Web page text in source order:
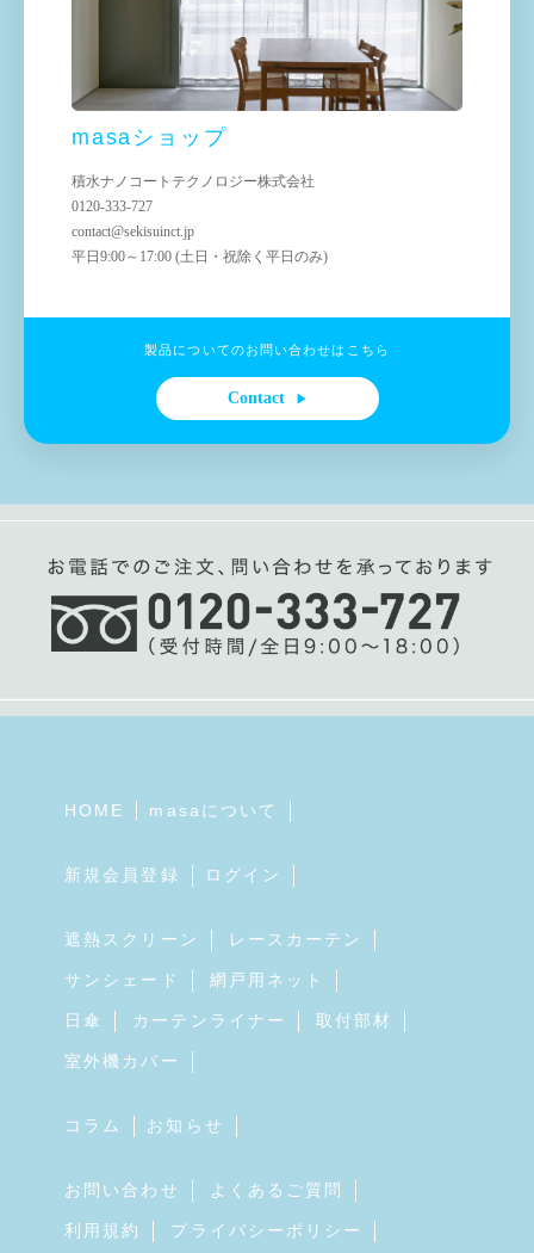
masaショップ
積水ナノコートテクノロジー株式会社
0120-333-727
contact@sekisuinct.jp
平日9:00～17:00 (土日・祝除く平日のみ)
製品についてのお問い合わせはこちら
Contact ▶
HOME masaについて
新規会員登録 ログイン
遮熱スクリーン レースカーテン
サンシェード 網戸用ネット
日傘 カーテンライナー 取付部材
室外機カバー
コラム お知らせ
お問い合わせ よくあるご質問
利用規約 プライバシーポリシー